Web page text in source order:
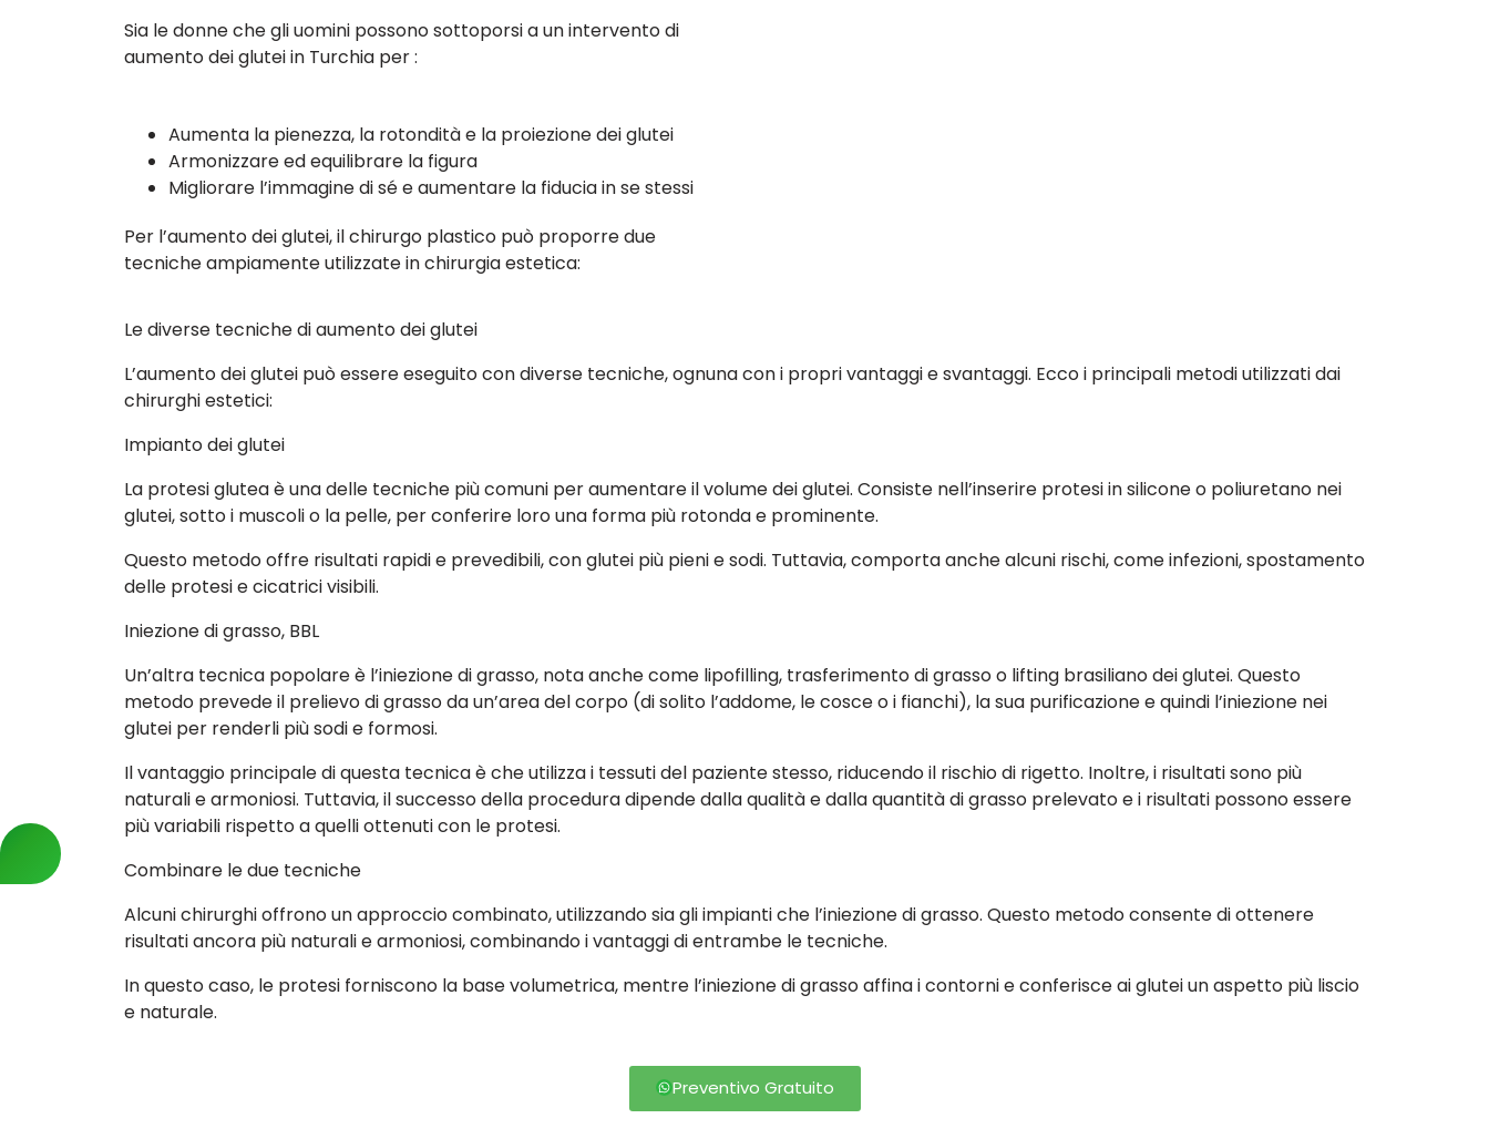
Sia le donne che gli uomini possono sottoporsi a un intervento di
aumento dei glutei in Turchia per :
Aumenta la pienezza, la rotondità e la proiezione dei glutei
Armonizzare ed equilibrare la figura
Migliorare l’immagine di sé e aumentare la fiducia in se stessi
Per l’aumento dei glutei, il chirurgo plastico può proporre due
tecniche ampiamente utilizzate in chirurgia estetica:
Le diverse tecniche di aumento dei glutei
L’aumento dei glutei può essere eseguito con diverse tecniche, ognuna con i propri vantaggi e svantaggi. Ecco i principali metodi utilizzati dai
chirurghi estetici:
Impianto dei glutei
La protesi glutea è una delle tecniche più comuni per aumentare il volume dei glutei. Consiste nell’inserire protesi in silicone o poliuretano nei
glutei, sotto i muscoli o la pelle, per conferire loro una forma più rotonda e prominente.
Questo metodo offre risultati rapidi e prevedibili, con glutei più pieni e sodi. Tuttavia, comporta anche alcuni rischi, come infezioni, spostamento
delle protesi e cicatrici visibili.
Iniezione di grasso, BBL
Un’altra tecnica popolare è l’iniezione di grasso, nota anche come lipofilling, trasferimento di grasso o lifting brasiliano dei glutei. Questo
metodo prevede il prelievo di grasso da un’area del corpo (di solito l’addome, le cosce o i fianchi), la sua purificazione e quindi l’iniezione nei
glutei per renderli più sodi e formosi.
Il vantaggio principale di questa tecnica è che utilizza i tessuti del paziente stesso, riducendo il rischio di rigetto. Inoltre, i risultati sono più
naturali e armoniosi. Tuttavia, il successo della procedura dipende dalla qualità e dalla quantità di grasso prelevato e i risultati possono essere
più variabili rispetto a quelli ottenuti con le protesi.
Combinare le due tecniche
Alcuni chirurghi offrono un approccio combinato, utilizzando sia gli impianti che l’iniezione di grasso. Questo metodo consente di ottenere
risultati ancora più naturali e armoniosi, combinando i vantaggi di entrambe le tecniche.
In questo caso, le protesi forniscono la base volumetrica, mentre l’iniezione di grasso affina i contorni e conferisce ai glutei un aspetto più liscio
e naturale.
Preventivo Gratuito